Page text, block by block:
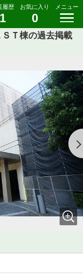
履歴
1
お気に入り
0
メニュー
Ｔ棟の過去掲載